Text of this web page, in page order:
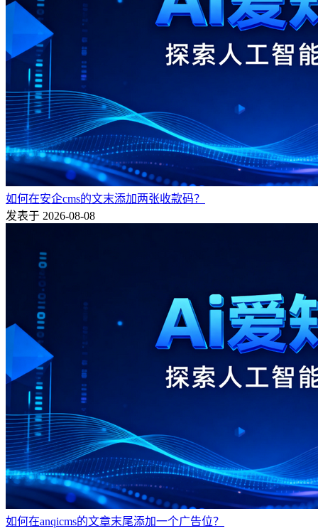
如何在安企cms的文末添加两张收款码？
发表于 2026-08-08
如何在anqicms的文章末尾添加一个广告位？